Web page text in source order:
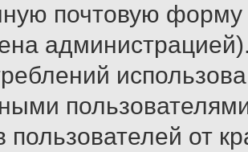
почтовую
пользователей от